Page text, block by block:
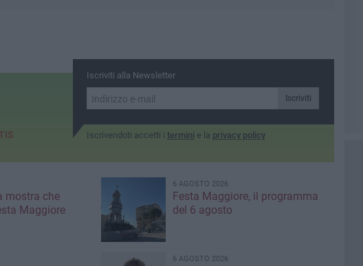
Iscriviti alla Newsletter
Iscriviti
Iscrivendoti accetti i termini e la privacy policy
mostra che
Maggiore
6 AGOSTO 2026
Festa Maggiore, il programma
del 6 agosto
6 AGOSTO 2026